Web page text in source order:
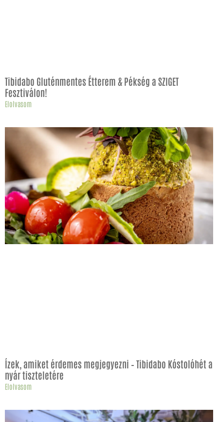
Tibidabo Gluténmentes Étterem & Pékség a SZIGET
Fesztiválon!
Elolvasom
Ízek, amiket érdemes megjegyezni – Tibidabo Kóstolóhét a
nyár tiszteletére
Elolvasom